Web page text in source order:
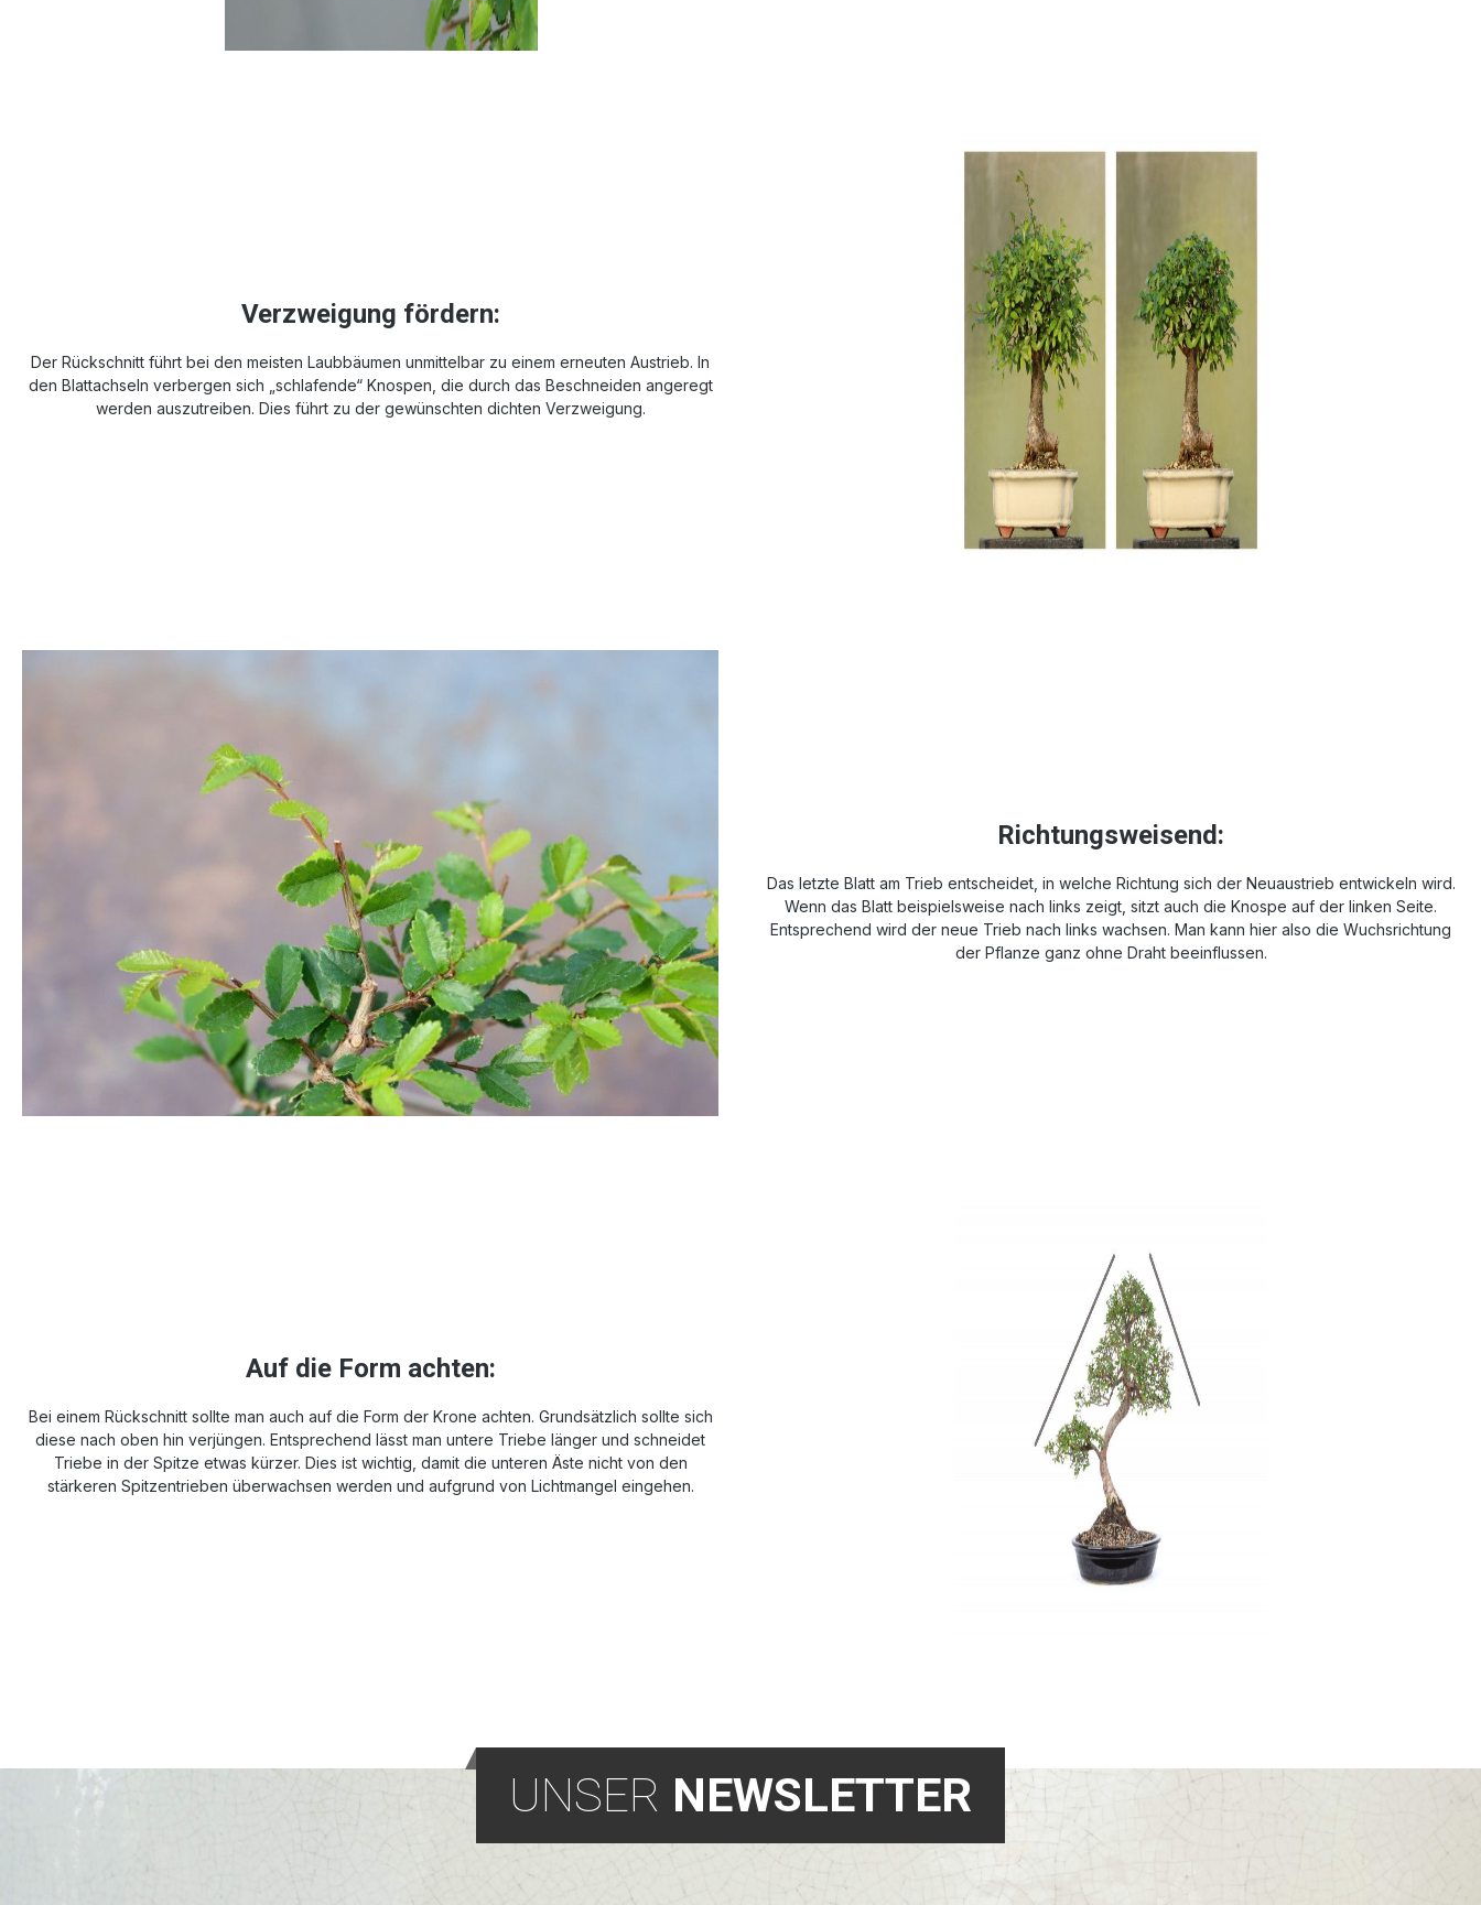
Verzweigung fördern:
Der Rückschnitt führt bei den meisten Laubbäumen unmittelbar zu einem erneuten Austrieb. In
den Blattachseln verbergen sich „schlafende“ Knospen, die durch das Beschneiden angeregt
werden auszutreiben. Dies führt zu der gewünschten dichten Verzweigung.
Richtungsweisend:
Das letzte Blatt am Trieb entscheidet, in welche Richtung sich der Neuaustrieb entwickeln wird.
Wenn das Blatt beispielsweise nach links zeigt, sitzt auch die Knospe auf der linken Seite.
Entsprechend wird der neue Trieb nach links wachsen. Man kann hier also die Wuchsrichtung
der Pflanze ganz ohne Draht beeinflussen.
Auf die Form achten:
Bei einem Rückschnitt sollte man auch auf die Form der Krone achten. Grundsätzlich sollte sich
diese nach oben hin verjüngen. Entsprechend lässt man untere Triebe länger und schneidet
Triebe in der Spitze etwas kürzer. Dies ist wichtig, damit die unteren Äste nicht von den
stärkeren Spitzentrieben überwachsen werden und aufgrund von Lichtmangel eingehen.
UNSER NEWSLETTER